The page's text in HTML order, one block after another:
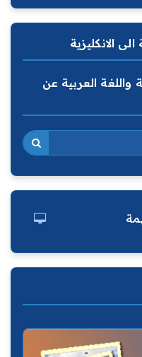
الانكليزية
واللغة العربية عن